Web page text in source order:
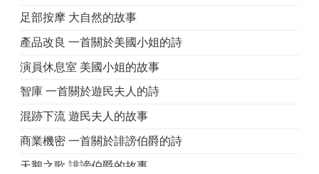
足部按摩 大自然的故事
產品改良 一首關於美國小姐的詩
演員休息室 美國小姐的故事
智庫 一首關於遊民夫人的詩
混跡下流 遊民夫人的故事
商業機密 一首關於誹謗伯爵的詩
天鵝之歌 誹謗伯爵的故事